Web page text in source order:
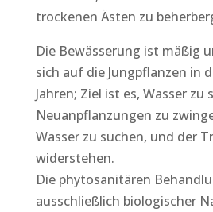
trockenen Ästen zu
Die Bewässerung ist mäßig
sich auf die Jungpflanzen in
Jahren; Ziel ist es, Wasser zu
Neuanpflanzungen zu
Wasser zu suchen, und der
widerstehen.
Die phytosanitären
ausschließlich biologischer